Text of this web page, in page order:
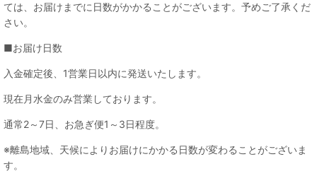
ては、お届けまでに日数がかかることがございます。予めご了承くだ
さい。
■お届け日数
入金確定後、1営業日以内に発送いたします。
現在月水金のみ営業しております。
通常2～7日、お急ぎ便1～3日程度。
※離島地域、天候によりお届けにかかる日数が変わることがございま
す。